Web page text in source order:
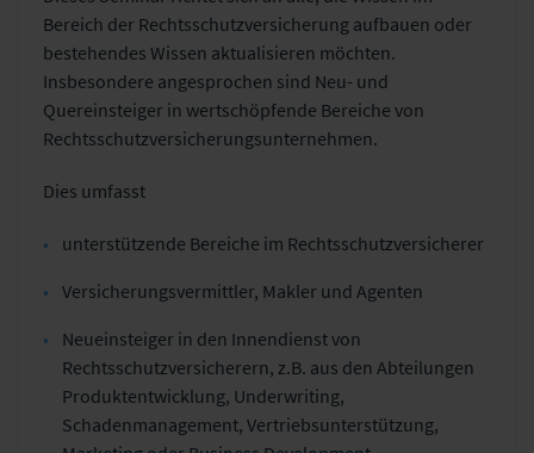
Bereich der Rechtsschutzversicherung aufbauen oder
bestehendes Wissen aktualisieren möchten.
Insbesondere angesprochen sind Neu- und
Quereinsteiger in wertschöpfende Bereiche von
Rechtsschutzversicherungsunternehmen.
Dies umfasst
unterstützende Bereiche im Rechtsschutzversicherer
Versicherungsvermittler, Makler und Agenten
Neueinsteiger in den Innendienst von
Rechtsschutzversicherern, z.B. aus den Abteilungen
Produktentwicklung, Underwriting,
Schadenmanagement, Vertriebsunterstützung,